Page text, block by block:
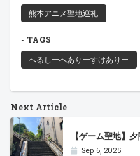
熊本アニメ聖地巡礼
TAGS
へるしーへありーすけありー
Next Article
【ゲーム聖地】
Sep 6, 2025